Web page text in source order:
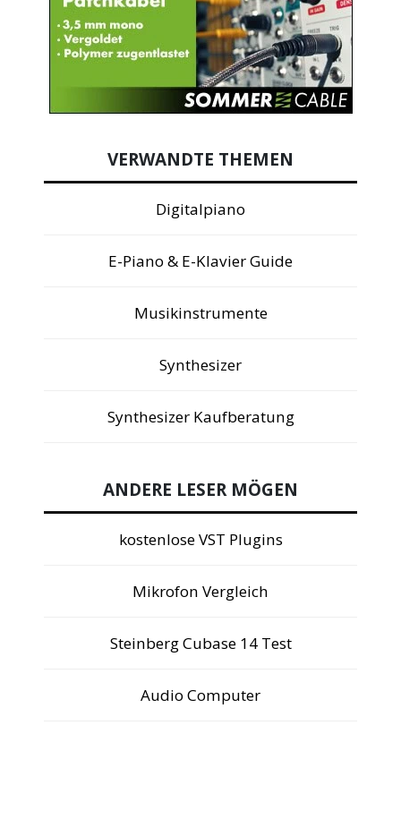
VERWANDTE THEMEN
Digitalpiano
E-Piano & E-Klavier Guide
Musikinstrumente
Synthesizer
Synthesizer Kaufberatung
ANDERE LESER MÖGEN
kostenlose VST Plugins
Mikrofon Vergleich
Steinberg Cubase 14 Test
Audio Computer